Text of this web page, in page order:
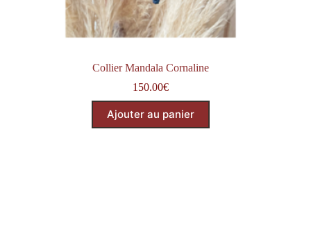
Collier Mandala Cornaline
150.00€
Ajouter au panier